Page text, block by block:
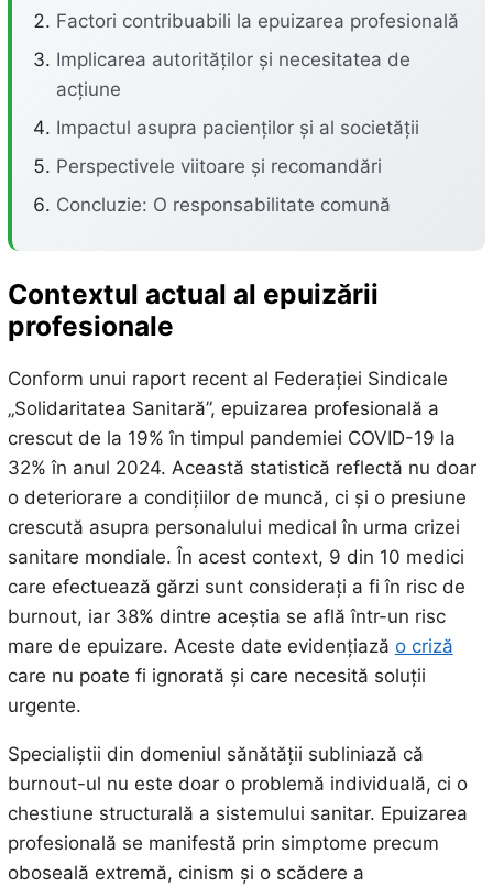
Factori contribuabili la epuizarea profesională
Implicarea autorităților și necesitatea de
acțiune
Impactul asupra pacienților și al societății
Perspectivele viitoare și recomandări
Concluzie: O responsabilitate comună
Contextul actual al epuizării
profesionale
Conform unui raport recent al Federației Sindicale
„Solidaritatea Sanitară”, epuizarea profesională a
crescut de la 19% în timpul pandemiei COVID-19 la
32% în anul 2024. Această statistică reflectă nu doar
o deteriorare a condițiilor de muncă, ci și o presiune
crescută asupra personalului medical în urma crizei
sanitare mondiale. În acest context, 9 din 10 medici
care efectuează gărzi sunt considerați a fi în risc de
burnout, iar 38% dintre aceștia se află într-un risc
mare de epuizare. Aceste date evidențiază o criză
care nu poate fi ignorată și care necesită soluții
urgente.
Specialiștii din domeniul sănătății subliniază că
burnout-ul nu este doar o problemă individuală, ci o
chestiune structurală a sistemului sanitar. Epuizarea
profesională se manifestă prin simptome precum
oboseală extremă, cinism și o scădere a